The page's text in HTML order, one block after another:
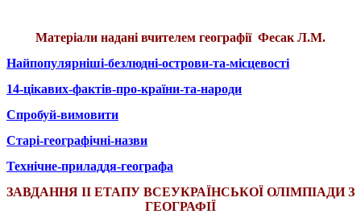
Матеріали надані вчителем географії Фесак Л.М.
Найпопулярніші-безлюдні-острови-та-місцевості
14-цікавих-фактів-про-країни-та-народи
Спробуй-вимовити
Старі-географічні-назви
Технічне-приладдя-географа
ЗАВДАННЯ ІІ ЕТАПУ ВСЕУКРАЇНСЬКОЇ ОЛІМПІАДИ З
ГЕОГРАФІЇ